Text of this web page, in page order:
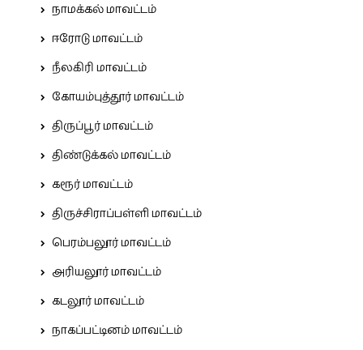
நாமக்கல் மாவட்டம்
ஈரோடு மாவட்டம்
நீலகிரி மாவட்டம்
கோயம்புத்தூர் மாவட்டம்
திருப்பூர் மாவட்டம்
திண்டுக்கல் மாவட்டம்
கரூர் மாவட்டம்
திருச்சிராப்பள்ளி மாவட்டம்
பெரம்பலூர் மாவட்டம்
அரியலூர் மாவட்டம்
கடலூர் மாவட்டம்
நாகப்பட்டினம் மாவட்டம்